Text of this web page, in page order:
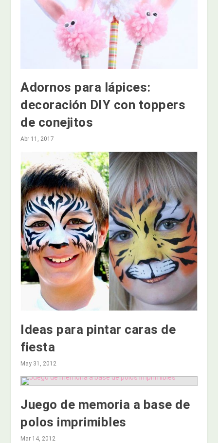
Adornos para lápices:
decoración DIY con toppers
de conejitos
Abr 11, 2017
Ideas para pintar caras de
fiesta
May 31, 2012
Juego de memoria a base de
polos imprimibles
Mar 14, 2012